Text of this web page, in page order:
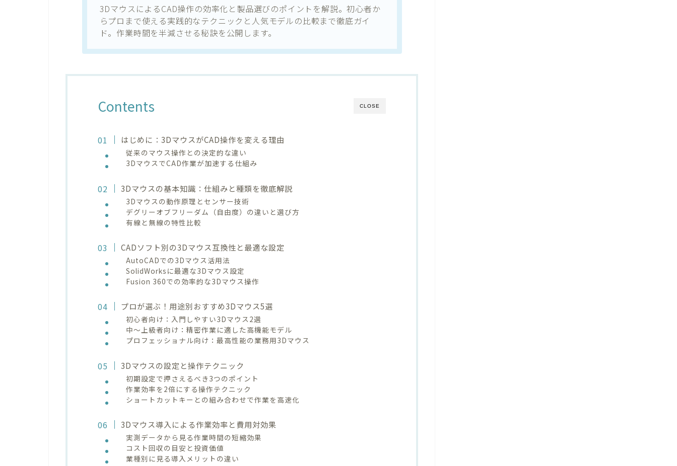
3DマウスによるCAD操作の効率化と製品選びのポイントを解説。初心者か
らプロまで使える実践的なテクニックと人気モデルの比較まで徹底ガイ
ド。作業時間を半減させる秘訣を公開します。
CLOSE
Contents
はじめに：3DマウスがCAD操作を変える理由
従来のマウス操作との決定的な違い
3DマウスでCAD作業が加速する仕組み
3Dマウスの基本知識：仕組みと種類を徹底解説
3Dマウスの動作原理とセンサー技術
デグリーオブフリーダム（自由度）の違いと選び方
有線と無線の特性比較
CADソフト別の3Dマウス互換性と最適な設定
AutoCADでの3Dマウス活用法
SolidWorksに最適な3Dマウス設定
Fusion 360での効率的な3Dマウス操作
プロが選ぶ！用途別おすすめ3Dマウス5選
初心者向け：入門しやすい3Dマウス2選
中〜上級者向け：精密作業に適した高機能モデル
プロフェッショナル向け：最高性能の業務用3Dマウス
3Dマウスの設定と操作テクニック
初期設定で押さえるべき3つのポイント
作業効率を2倍にする操作テクニック
ショートカットキーとの組み合わせで作業を高速化
3Dマウス導入による作業効率と費用対効果
実測データから見る作業時間の短縮効果
コスト回収の目安と投資価値
業種別に見る導入メリットの違い